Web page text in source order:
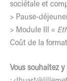
sociétale et
> Pause-
> Module III «
Coût de la
Vous souhaitez